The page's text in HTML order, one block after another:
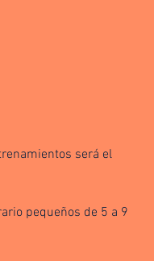
será el
pequeños de 5 a 9